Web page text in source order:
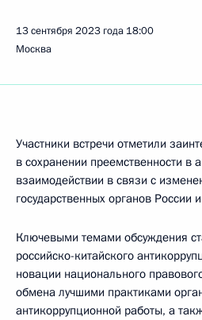
13 сентября 2023 года 18:00
Москва
Участники встречи отметили
в сохранении преемственности в
взаимодействии в связи с
государственных органов России
Ключевыми темами обсуждения
российско-китайского
новации национального
обмена лучшими практиками
антикоррупционной работы, а